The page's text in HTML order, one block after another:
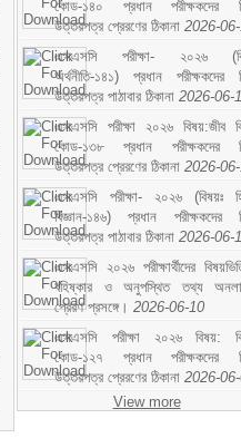
কোড-১৪০ প্রধান পরীক্ষকদের
উত্তরপত্র প্রেরণের ঠিকানা 2026-
এসএসসি পরীক্ষা- ২০২৬
অর্থনীতি-১৪১) প্রধান পরীক্ষকদের
উত্তরপত্র পাঠাবার ঠিকানা 2026-06-
এসএসসি পরীক্ষা ২০২৬ বিষয়:জীব
কোড-১৩৮ প্রধান পরীক্ষকদের
উত্তরপত্র প্রেরণের ঠিকানা 2026-
এসএসসি পরীক্ষা- ২০২৬ (বিষয়ঃ
বিজ্ঞান-১৪৬) প্রধান পরীক্ষকদের
উত্তরপত্র পাঠাবার ঠিকানা 2026-06-
এসএসসি ২০২৬ পরীক্ষার্থীদের
বহিষ্কার ও অনুপস্থিত তথ্য
প্রেরণ প্রসঙ্গে। 2026-06-10
এসএসসি পরীক্ষা ২০২৬ বিষয়:
কোড-১২৭ প্রধান পরীক্ষকদের
উত্তরপত্র প্রেরণের ঠিকানা 2026-
View more